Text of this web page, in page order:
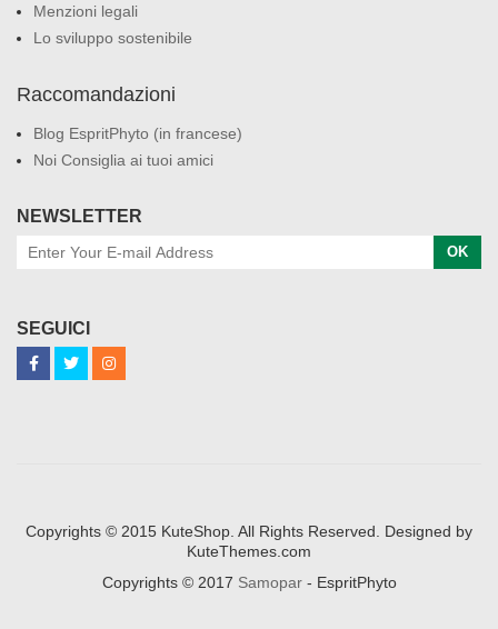
Menzioni legali
Lo sviluppo sostenibile
Raccomandazioni
Blog EspritPhyto (in francese)
Noi Consiglia ai tuoi amici
NEWSLETTER
OK
SEGUICI
Copyrights © 2015 KuteShop. All Rights Reserved. Designed by
KuteThemes.com
Copyrights © 2017 Samopar- EspritPhyto